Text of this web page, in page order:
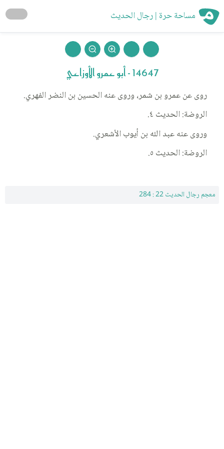
مساحة حرة | رجال الحديث
14647 - أبو عمرو الأوزاعي
روى عن عمرو بن شمر، وروى عنه الحسين بن النضر الفهري.
الروضة: الحديث ٤.
وروى عنه عبد الله بن أيوب الأشعري.
الروضة: الحديث ٥.
معجم رجال الحديث 22 : 284